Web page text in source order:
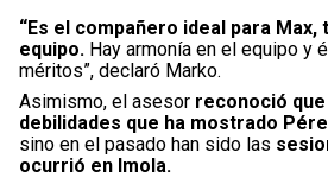
“Es el compañero ideal para Max,
equipo. Hay armonía en el equipo y
méritos”, declaró Marko.
Asimismo, el asesor reconoció que
debilidades que ha mostrado
sino en el pasado han sido las
ocurrió en Imola.